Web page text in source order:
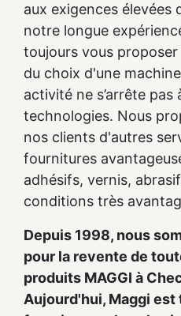
aux exigences élevées
notre longue
toujours vous
du choix d'une
activité ne s’arrête
technologies. Nous
nos clients d'autres
fournitures
adhésifs, vernis,
conditions très
Depuis 1998, nous
pour la revente de
produits MAGGI à
Aujourd'hui, Maggi